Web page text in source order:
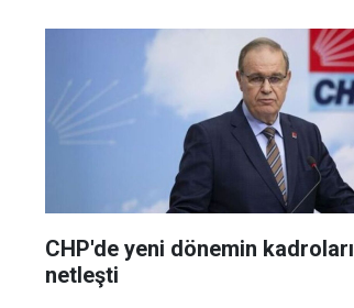
CHP'de yeni dönemin kadroları
netleşti